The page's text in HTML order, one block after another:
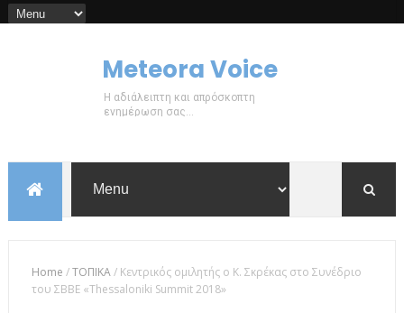
Meteora Voice
Η αδιάλειπτη και απρόσκοπτη
ενημέρωση σας...
Home /ΤΟΠΙΚΑ/ Κεντρικός ομιλητής ο Κ. Σκρέκας στο Συνέδριο
του ΣΒΒΕ «Thessaloniki Summit 2018»